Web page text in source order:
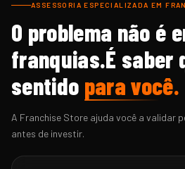
ASSESSORIA ESPECIALIZADA EM
O problema não é
franquias.É saber
sentido para você.
A Franchise Store ajuda você a validar
antes de investir.